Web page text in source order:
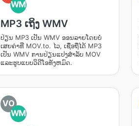
WM
MP3 ເຖິງ WMV
ປ່ຽນ MP3 ເປັນ WMV ອອນລາຍໂດຍບໍ່
ເສຍຄ່າທີ່ MOV.to. ໄວ, ເຊື່ອຖືໄດ້ MP3
ເປັນ WMV ການປ່ຽນແປງສໍາລັບ MOV
ແລະຮູບແບບວິດີໂອທັງຫມົດ.
VO
WM